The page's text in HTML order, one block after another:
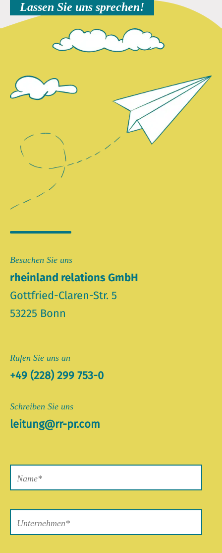
Lassen Sie uns sprechen!
Besuchen Sie uns
rheinland relations GmbH
Gottfried-Claren-Str. 5
53225 Bonn
Rufen Sie uns an
+49 (228) 299 753-0
Schreiben Sie uns
leitung@rr-pr.com
lasse
dieses